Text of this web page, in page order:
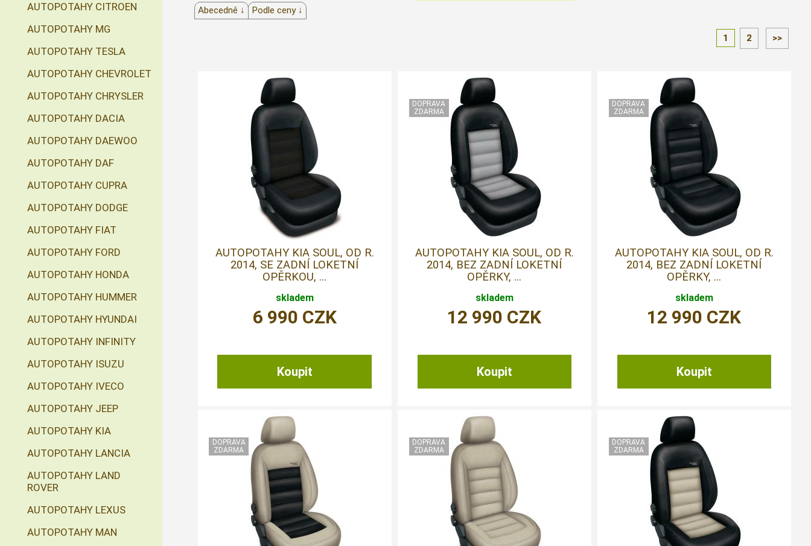
Abecedně ↓ Podle ceny ↓
1 2 >>
AUTOPOTAHY KIA SOUL, OD R.
2014, SE ZADNÍ LOKETNÍ
OPĚRKOU, ...
skladem
6 990 CZK
AUTOPOTAHY KIA SOUL, OD R.
2014, BEZ ZADNÍ LOKETNÍ
OPĚRKY, ...
skladem
12 990 CZK
AUTOPOTAHY KIA SOUL, OD R.
2014, BEZ ZADNÍ LOKETNÍ
OPĚRKY, ...
skladem
12 990 CZK
AUTOPOTAHY CITROEN
AUTOPOTAHY MG
AUTOPOTAHY TESLA
AUTOPOTAHY CHEVROLET
AUTOPOTAHY CHRYSLER
AUTOPOTAHY DACIA
AUTOPOTAHY DAEWOO
AUTOPOTAHY DAF
AUTOPOTAHY CUPRA
AUTOPOTAHY DODGE
AUTOPOTAHY FIAT
AUTOPOTAHY FORD
AUTOPOTAHY HONDA
AUTOPOTAHY HUMMER
AUTOPOTAHY HYUNDAI
AUTOPOTAHY INFINITY
AUTOPOTAHY ISUZU
AUTOPOTAHY IVECO
AUTOPOTAHY JEEP
AUTOPOTAHY KIA
AUTOPOTAHY LANCIA
AUTOPOTAHY LAND
ROVER
AUTOPOTAHY LEXUS
AUTOPOTAHY MAN